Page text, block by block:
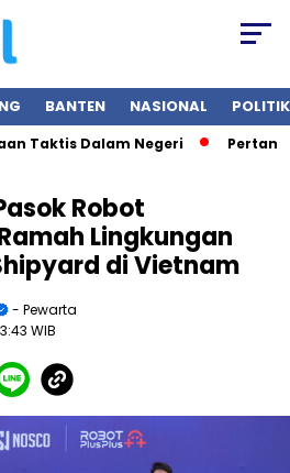
BANTEN NASIONAL POLITIK
Dalam Negeri
Robot
Lingkungan
di Vietnam
- Pewarta
WIB